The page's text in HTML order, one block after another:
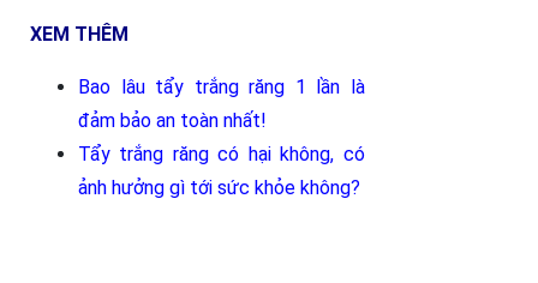
XEM THÊM
Bao lâu tẩy trắng răng 1 lần là
đảm bảo an toàn nhất!
Tẩy trắng răng có hại không, có
ảnh hưởng gì tới sức khỏe không?